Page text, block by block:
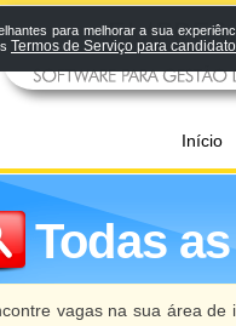
Início
Todas
vagas na sua área
para melhorar a sua
Termos de Serviço para